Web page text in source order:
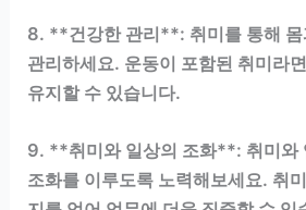
8. **건강한 관리**: 취미를 통해 몸
관리하세요. 운동이 포함된 취미라
유지할 수 있습니다.
9. **취미와 일상의 조화**: 취미와
조화를 이루도록 노력해보세요. 취